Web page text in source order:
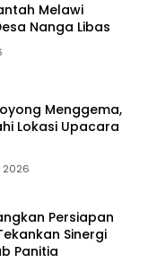
Melawi
Nanga Libas
Menggema,
Lokasi Upacara
2026
Persiapan
Sinergi
Panitia